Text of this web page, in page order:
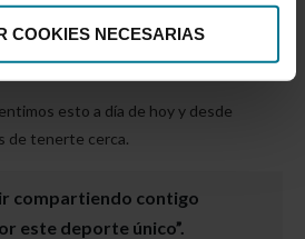
COOKIES NECESARIAS
esto a día de hoy y desde
de tenerte cerca.
compartiendo contigo
este deporte único”.